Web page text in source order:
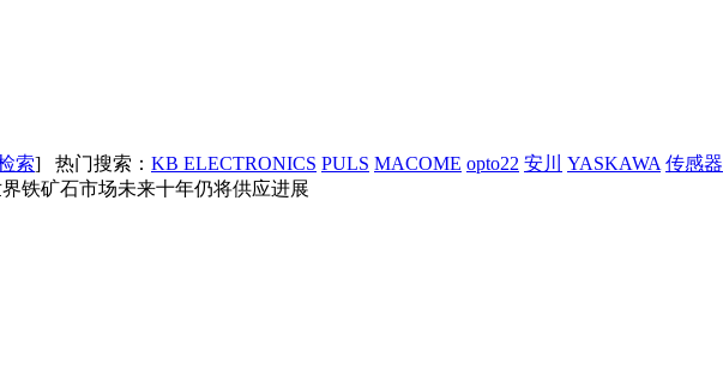
索] 热门搜索： KB ELECTRONICS PULS MACOME opto22 安川 YASKAWA 传感器
铁矿石市场未来十年仍将供应进展